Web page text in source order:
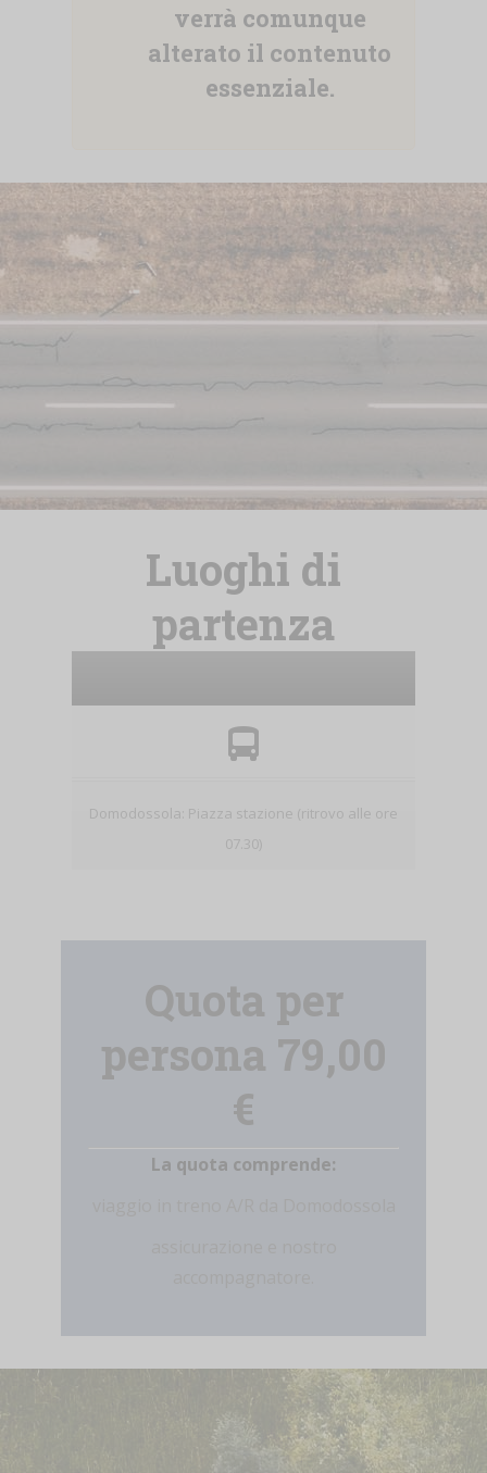
verrà comunque
alterato il contenuto
essenziale.
Luoghi di
partenza
Domodossola: Piazza stazione (ritrovo alle ore
07.30)
Quota per
persona 79,00
€
La quota comprende: